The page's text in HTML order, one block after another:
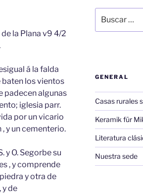
la Plana v9 4/2
á la falda
baten los vientos
padecen algunas
iglesia parr.
por un vicario
y un cementerio.
y O. Segorbe su
, y comprende
y otra de
y de
por:
GENERAL
Casas rurales
Keramik für
Literatura
Nuestra sede